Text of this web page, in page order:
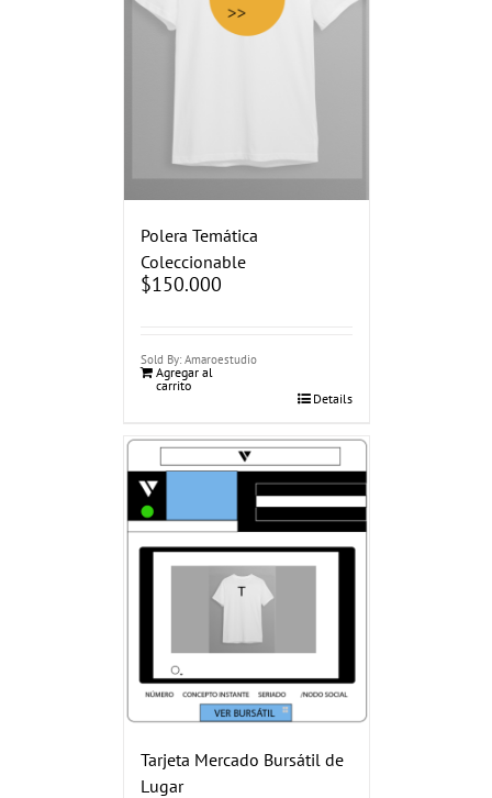
Polera Temática
Coleccionable
$150.000
Sold By: Amaroestudio
Agregar al
carrito
Details
Tarjeta Mercado Bursátil de
Lugar